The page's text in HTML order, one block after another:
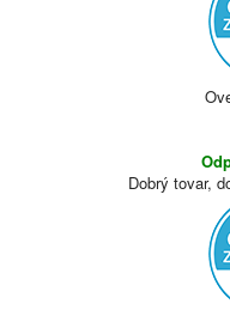
Dobrý tovar,